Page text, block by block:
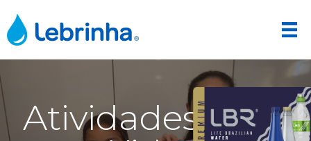
Atividades Vôlei